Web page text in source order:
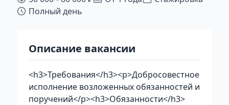
Полный день
Описание вакансии
<h3>Требования</h3><p>Добросовестное
исполнение возложенных обязанностей и
поручений</p><h3>Обязанности</h3>